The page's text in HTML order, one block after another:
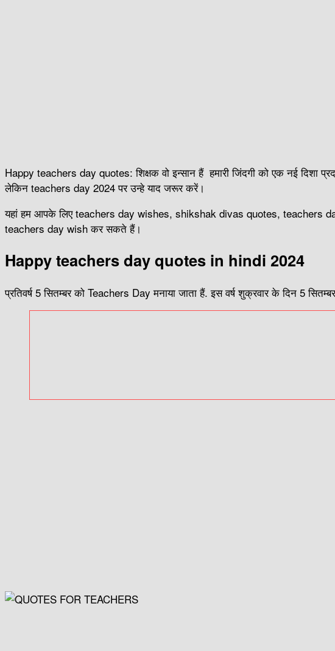
Happy teachers day quotes: शिक्षक वो इन्सान हैं हमारी जिंदगी को एक नई दिशा
लेकिन teachers day 2024 पर उन्हे याद जरूर करें।
यहां हम आपके लिए teachers day wishes, shikshak divas quotes, teachers
teachers day wish कर सकते हैं।
Happy teachers day quotes in hindi 2024
प्रतिवर्ष 5 सितम्बर को Teachers Day मनाया जाता हैं. इस वर्ष शुक्रवार के दिन 5